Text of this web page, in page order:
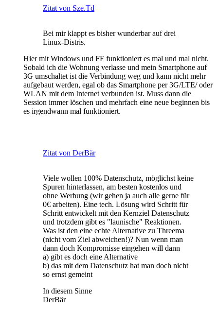
Zitat von Sze.Td
Bei mir klappt es bisher wunderbar auf drei
Linux-Distris.
Hier mit Windows und FF funktioniert es mal und mal nicht.
Sobald ich die Wohnung verlasse und mein Smartphone auf
3G umschaltet ist die Verbindung weg und kann nicht mehr
aufgebaut werden, egal ob das Smartphone per 3G/LTE/ oder
WLAN mit dem Internet verbunden ist. Muss dann die
Session immer löschen und mehrfach eine neue beginnen bis
es irgendwann mal funktioniert.
Zitat von DerBär
Viele wollen 100% Datenschutz, möglichst keine
Spuren hinterlassen, am besten kostenlos und
ohne Werbung (wir gehen ja auch alle gerne für
0€ arbeiten). Eine tech. Lösung wird Schritt für
Schritt entwickelt mit den Kernziel Datenschutz
und trotzdem gibt es "launische" Reaktionen.
Was ist den eine echte Alternative zu Threema
(nicht vom Ziel abweichen!)? Nun wenn man
dann doch Kompromisse eingehen will dann
a) gibt es doch eine Alternative
b) das mit dem Datenschutz hat man doch nicht
so ernst gemeint
In diesem Sinne
DerBär